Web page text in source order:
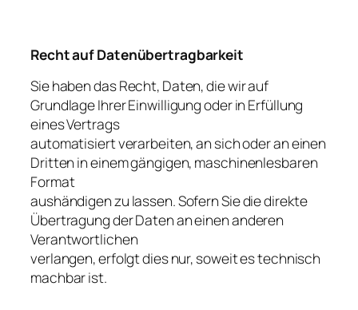
Recht auf Datenübertragbarkeit
Sie haben das Recht, Daten, die wir auf
Grundlage Ihrer Einwilligung oder in Erfüllung
eines Vertrags
automatisiert verarbeiten, an sich oder an einen
Dritten in einem gängigen, maschinenlesbaren
Format
aushändigen zu lassen. Sofern Sie die direkte
Übertragung der Daten an einen anderen
Verantwortlichen
verlangen, erfolgt dies nur, soweit es technisch
machbar ist.